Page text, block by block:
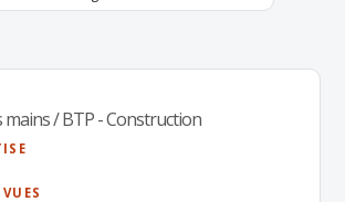
/ BTP - Construction